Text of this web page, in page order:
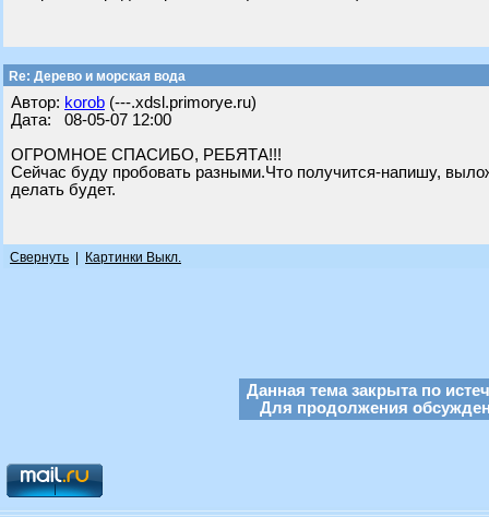
Re: Дерево и морская вода
Автор: korob (---.xdsl.primorye.ru)
Дата: 08-05-07 12:00
ОГРОМНОЕ СПАСИБО, РЕБЯТА!!!
Сейчас буду пробовать разными.Что получится-напишу,
делать будет.
Свернуть Картинки Выкл.
Данная тема закрыта по
Для продолжения